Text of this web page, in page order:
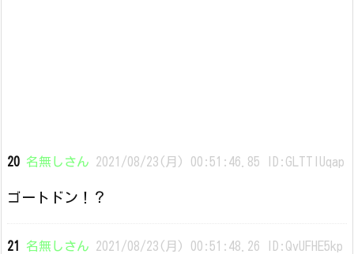
20 名無しさん 2021/08/23(月) 00:51:46.85 ID:GLTTlUqap
ゴートドン！？
21 名無しさん 2021/08/23(月) 00:51:48.26 ID:QvUFHE5kp